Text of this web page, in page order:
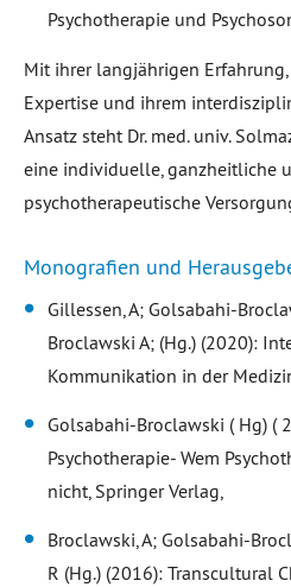
Psychotherapie und
Mit ihrer langjährigen
Expertise und ihrem
Ansatz steht Dr. med. univ.
eine individuelle, ganzheitliche
psychotherapeutische
Monografien und
Gillessen, A; Golsabahi-
Broclawski A; (Hg.) (2020):
Kommunikation in der
Golsabahi-Broclawski ( Hg) (
Psychotherapie- Wem
nicht, Springer Verlag,
Broclawski, A; Golsabahi-
R (Hg.) (2016): Transcultural